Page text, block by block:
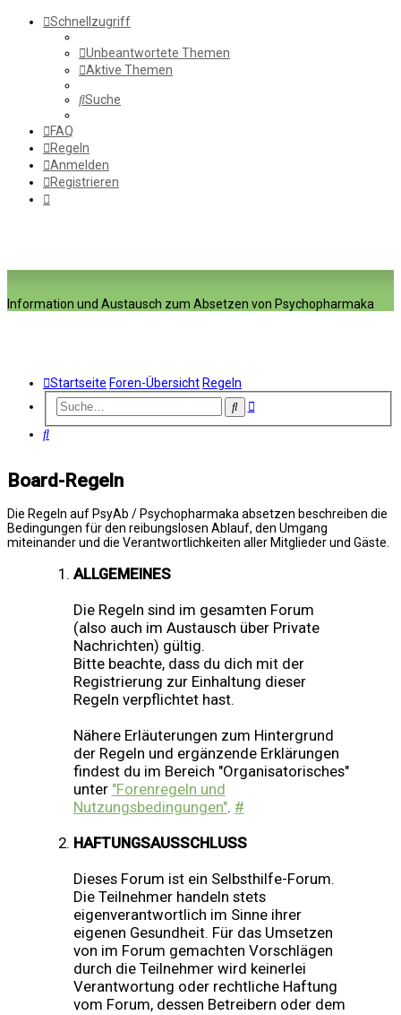
Schnellzugriff
Unbeantwortete Themen
Aktive Themen
Suche
FAQ
Regeln
Anmelden
Registrieren
Information und Austausch zum Absetzen von Psychopharmaka
Startseite Foren-Übersicht Regeln
SucheErweiterte
Suche
Board-Regeln
Die Regeln auf PsyAb / Psychopharmaka absetzen beschreiben die
Bedingungen für den reibungslosen Ablauf, den Umgang
miteinander und die Verantwortlichkeiten aller Mitglieder und Gäste.
ALLGEMEINES
Die Regeln sind im gesamten Forum
(also auch im Austausch über Private
Nachrichten) gültig.
Bitte beachte, dass du dich mit der
Registrierung zur Einhaltung dieser
Regeln verpflichtet hast.
Nähere Erläuterungen zum Hintergrund
der Regeln und ergänzende Erklärungen
findest du im Bereich "Organisatorisches"
unter "Forenregeln und
Nutzungsbedingungen". #
HAFTUNGSAUSSCHLUSS
Dieses Forum ist ein Selbsthilfe-Forum.
Die Teilnehmer handeln stets
eigenverantwortlich im Sinne ihrer
eigenen Gesundheit. Für das Umsetzen
von im Forum gemachten Vorschlägen
durch die Teilnehmer wird keinerlei
Verantwortung oder rechtliche Haftung
vom Forum, dessen Betreibern oder dem